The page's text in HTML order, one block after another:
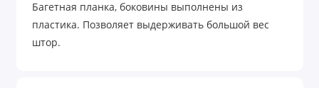
Багетная планка, боковины выполнены из
пластика. Позволяет выдерживать большой вес
штор.